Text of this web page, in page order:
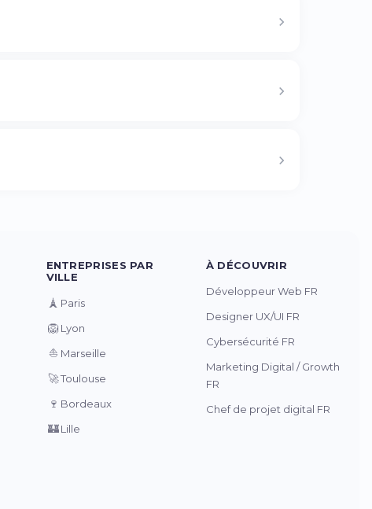
ENTREPRISES PAR
VILLE
🗼 Paris
🦁 Lyon
⛵ Marseille
🚀Toulouse
🍷 Bordeaux
🏰 Lille
À DÉCOUVRIR
Développeur Web FR
Designer UX/UI FR
Cybersécurité FR
Marketing Digital / Growth
FR
Chef de projet digital FR